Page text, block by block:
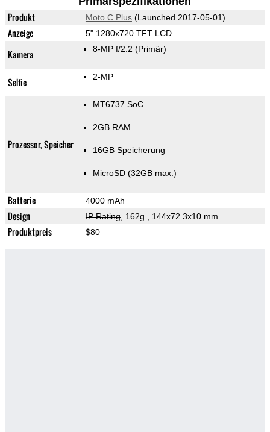
Produkt Moto C Plus(Launched 2017-05-01)
Anzeige 5" 1280x720 TFT LCD
Kamera 8-MP f/2.2 (Primär)
Selfie 2-MP
Prozessor, Speicher
MT6737 SoC
2GB RAM
16GB Speicherung
MicroSD (32GB max.)
Batterie 4000 mAh
Design IP Rating, 162g , 144x72.3x10 mm
Produktpreis $80